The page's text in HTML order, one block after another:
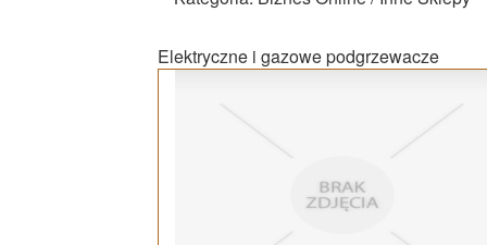
Elektryczne i gazowe podgrzewacze